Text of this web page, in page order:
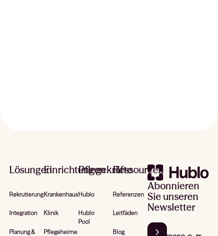
Lösungen
Rekrutierung
Integration
Planung &
Einrichtungen
Krankenhaus
Klinik
Pflegeheime
Pflegekräfte
Hublo
Hublo
Pool
Ressourcen
Referenzen
Leitfäden
Blog
Abonnieren
Sie unseren
Newsletter